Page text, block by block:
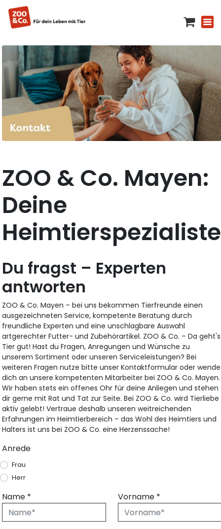
ZOO & Co. Mayen:
Deine
Du fragst – Experten
antworten
ZOO & Co. Mayen – bei uns bekommen Tierfreunde einen
ausgezeichneten Service, kompetente Beratung durch
freundliche Experten und eine unschlagbare Auswahl
artgerechter Futter- und Zubehörartikel. ZOO & Co. – Da geht's
Tier gut! Hast du Fragen, Anregungen und Wünsche zu
unserem Sortiment oder unseren Serviceleistungen? Bei
weiteren Fragen nutze bitte unser Kontaktformular oder wende
dich an unsere kompetenten Mitarbeiter bei ZOO & Co. Mayen.
Wir haben stets ein offenes Ohr für deine Anliegen und stehen
dir gerne mit Rat und Tat zur Seite. Bei ZOO & Co. wird Tierliebe
aktiv gelebt! Vertraue deshalb unseren weitreichenden
Erfahrungen im Heimtierbereich – das Wohl des Heimtiers und
Halters ist uns bei ZOO & Co. eine Herzenssache!
Anrede
Frau
Herr
Name * Vorname *